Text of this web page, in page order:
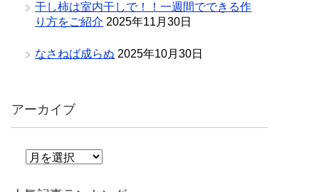
干し柿は室内干しで！！一週間でできる作
り方をご紹介 2025年11月30日
なさねば成らぬ 2025年10月30日
アーカイブ
ア